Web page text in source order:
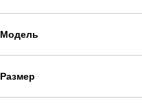
Модель
Размер